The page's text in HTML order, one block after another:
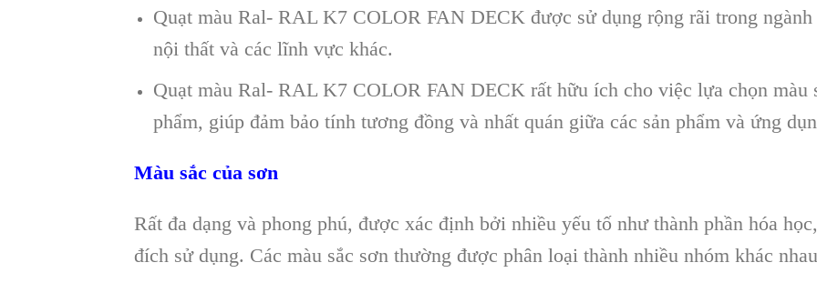
Quạt màu Ral- RAL K7 COLOR FAN DECK được sử dụng rộng rãi trong
nội thất và các lĩnh vực khác.
Quạt màu Ral- RAL K7 COLOR FAN DECK rất hữu ích cho việc lựa chọn màu
phẩm, giúp đảm bảo tính tương đồng và nhất quán giữa các sản phẩm và ứng
Màu sắc của sơn
Rất đa dạng và phong phú, được xác định bởi nhiều yếu tố như thành phần hóa
đích sử dụng. Các màu sắc sơn thường được phân loại thành nhiều nhóm khác